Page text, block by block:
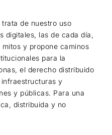
de nuestro uso
digitales, las de cada día,
y propone caminos
para la
el derecho distribuido
y
y públicas. Para una
distribuida y no